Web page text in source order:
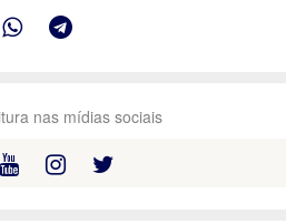
nas mídias sociais